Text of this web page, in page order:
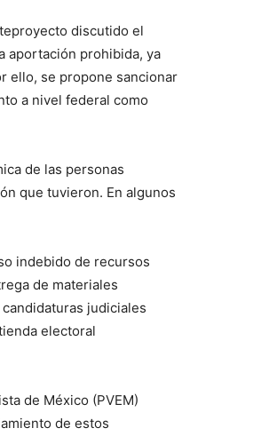
discutido el
aportación prohibida, ya
ello, se propone sancionar
a nivel federal como
de las personas
que tuvieron. En algunos
indebido de recursos
de materiales
judiciales
electoral
de México (PVEM)
de estos